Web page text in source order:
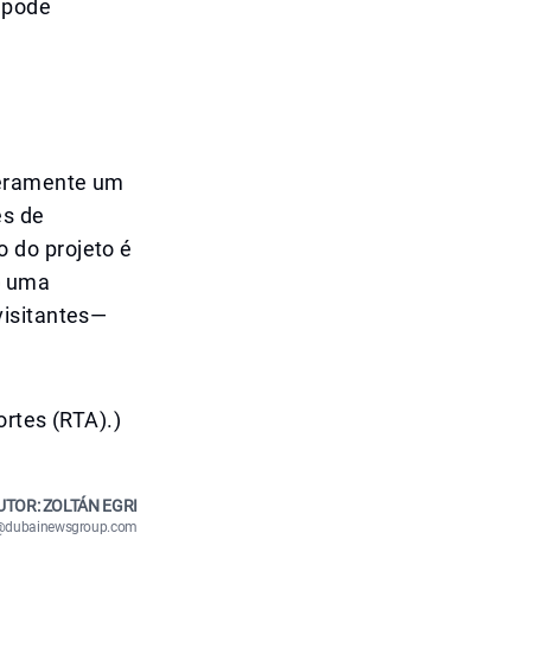
um
de
do projeto é
uma
(RTA).)
ZOLTÁN EGRI